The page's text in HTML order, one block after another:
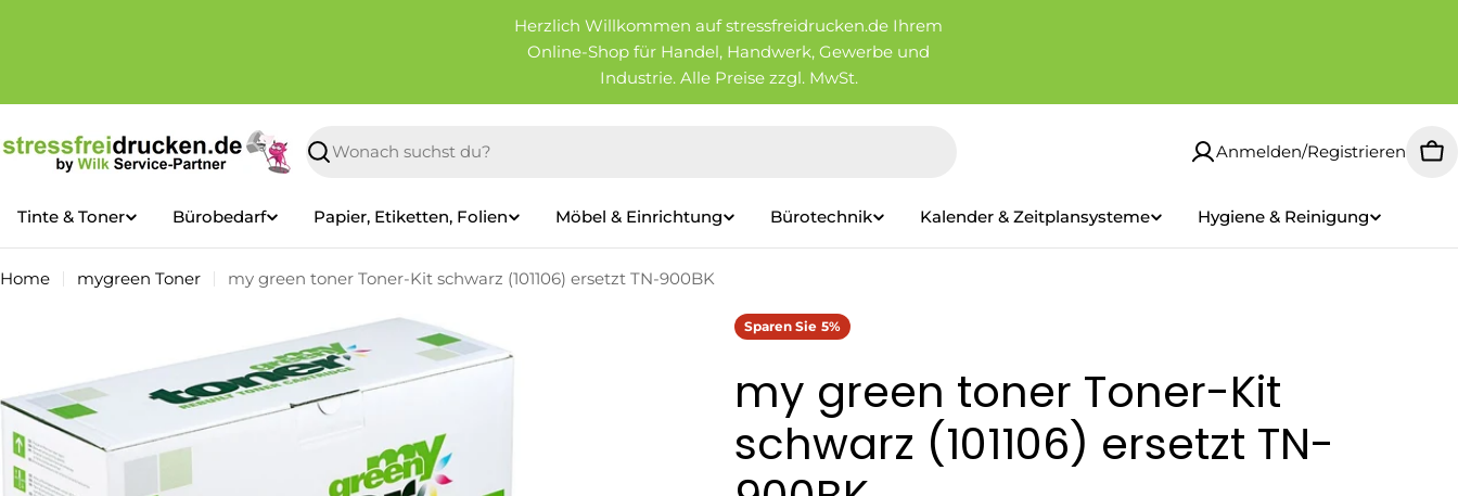
Herzlich Willkommen auf stressfreidrucken.de Ihrem
Online-Shop für Handel, Handwerk, Gewerbe und
Industrie. Alle Preise zzgl. MwSt.
Suchen
Anmelden/Registrieren
Tinte & Toner Bürobedarf Papier, Etiketten, Folien Möbel & Einrichtung Bürotechnik Kalender & Zeitplansysteme Hygiene & Reinigung
Home mygreen Toner my green toner Toner-Kit schwarz (101106) ersetzt TN-900BK
Produktinformationen
Sparen Sie 5%
my green toner Toner-Kit
schwarz (101106) ersetzt TN-